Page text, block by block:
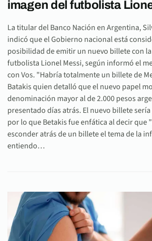
imagen del futbolista
La titular del Banco Nación en Argentina,
indicó que el Gobierno nacional está
posibilidad de emitir un nuevo billete con
futbolista Lionel Messi, según informó el
con Vos. "Habría totalmente un billete de
Batakis quien detalló que el nuevo papel
denominación mayor al de 2.000 pesos
presentado días atrás. El nuevo billete sería
por lo que Betakis fue enfática al decir que
esconder atrás de un billete el tema de la
entiendo…